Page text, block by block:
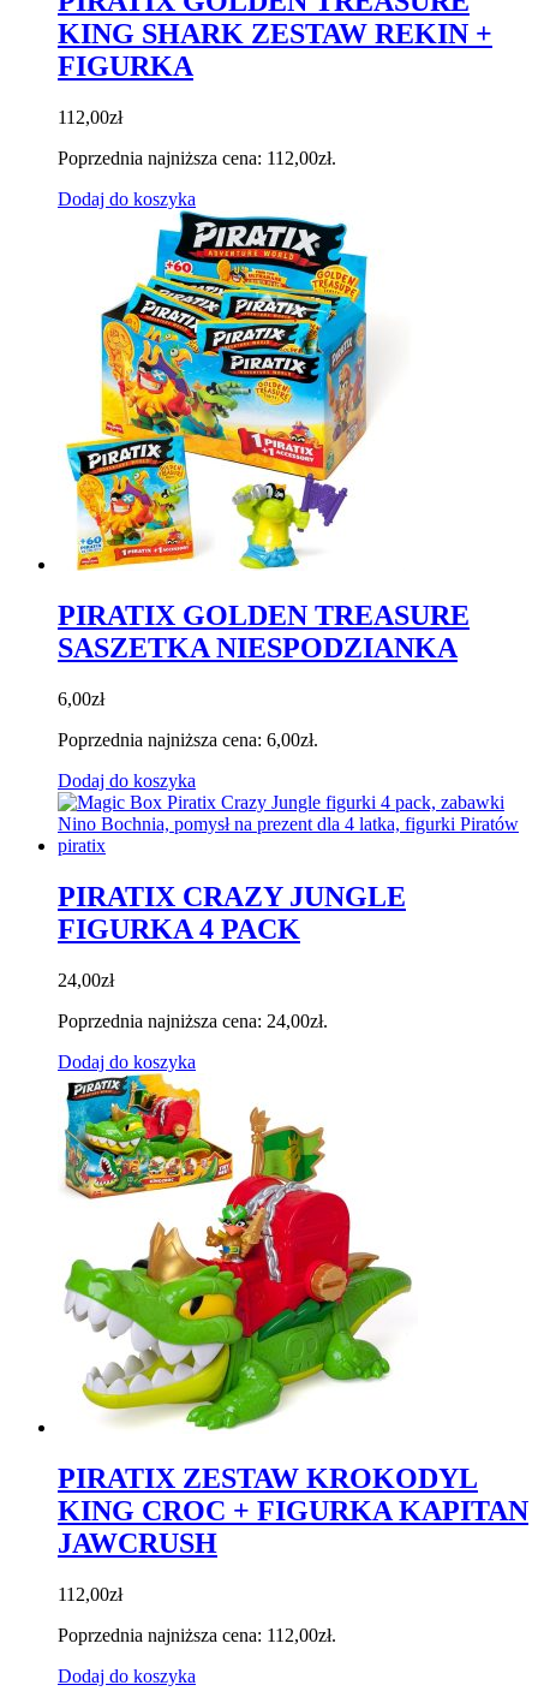
KING SHARK ZESTAW REKIN +
FIGURKA
112,00zł
Poprzednia najniższa cena: 112,00zł.
Dodaj do koszyka
PIRATIX GOLDEN TREASURE
SASZETKA NIESPODZIANKA
6,00zł
Poprzednia najniższa cena: 6,00zł.
Dodaj do koszyka
PIRATIX CRAZY JUNGLE
FIGURKA 4 PACK
24,00zł
Poprzednia najniższa cena: 24,00zł.
Dodaj do koszyka
PIRATIX ZESTAW KROKODYL
KING CROC + FIGURKA KAPITAN
JAWCRUSH
112,00zł
Poprzednia najniższa cena: 112,00zł.
Dodaj do koszyka